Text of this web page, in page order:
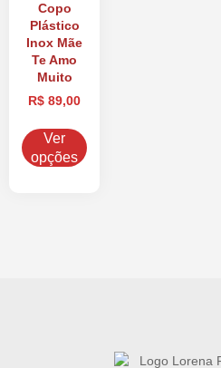
Copo
Plástico
Inox Mãe
Te Amo
Muito
R$ 89,00
Ver
opções